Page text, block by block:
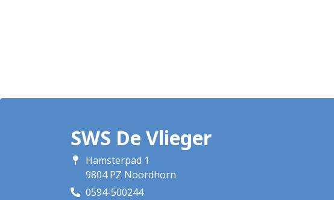
SWS De Vlieger
Hamsterpad 1
9804 PZ Noordhorn
0594-500244